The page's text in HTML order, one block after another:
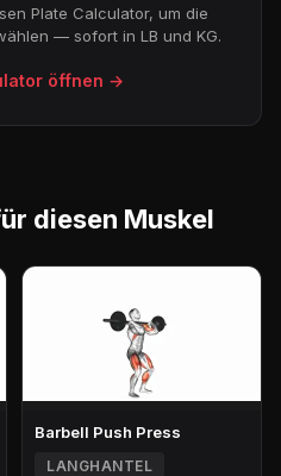
Plate Calculator, um die
— sofort in LB und KG.
öffnen →
diesen Muskel
Barbell Push Press
LANGHANTEL